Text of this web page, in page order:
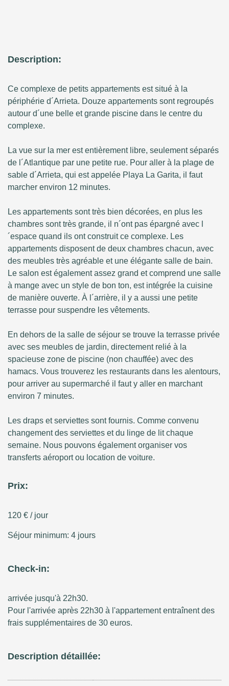
Description:
Ce complexe de petits appartements est situé à la
périphérie d´Arrieta. Douze appartements sont regroupés
autour d´une belle et grande piscine dans le centre du
complexe.
La vue sur la mer est entièrement libre, seulement séparés
de l´Atlantique par une petite rue. Pour aller à la plage de
sable d´Arrieta, qui est appelée Playa La Garita, il faut
marcher environ 12 minutes.
Les appartements sont très bien décorées, en plus les
chambres sont très grande, il n´ont pas épargné avec l
´espace quand ils ont construit ce complexe. Les
appartements disposent de deux chambres chacun, avec
des meubles très agréable et une élégante salle de bain.
Le salon est également assez grand et comprend une salle
à mange avec un style de bon ton, est intégrée la cuisine
de manière ouverte. À l´arrière, il y a aussi une petite
terrasse pour suspendre les vêtements.
En dehors de la salle de séjour se trouve la terrasse privée
avec ses meubles de jardin, directement relié à la
spacieuse zone de piscine (non chauffée) avec des
hamacs. Vous trouverez les restaurants dans les alentours,
pour arriver au supermarché il faut y aller en marchant
environ 7 minutes.
Les draps et serviettes sont fournis. Comme convenu
changement des serviettes et du linge de lit chaque
semaine. Nous pouvons également organiser vos
transferts aéroport ou location de voiture.
Prix:
120 € / jour
Séjour minimum: 4 jours
Check-in:
arrivée jusqu'à 22h30.
Pour l'arrivée après 22h30 à l'appartement entraînent des
frais supplémentaires de 30 euros.
Description détaillée: